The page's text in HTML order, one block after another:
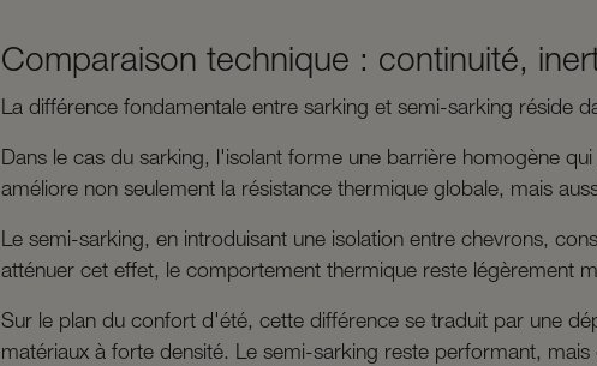
Comparaison technique : continuité,
La différence fondamentale entre sarking et semi-sarking réside
Dans le cas du sarking, l'isolant forme une barrière homogène
améliore non seulement la résistance thermique globale, mais
Le semi-sarking, en introduisant une isolation entre chevrons,
atténuer cet effet, le comportement thermique reste légèrement
Sur le plan du confort d'été, cette différence se traduit par une
matériaux à forte densité. Le semi-sarking reste performant,